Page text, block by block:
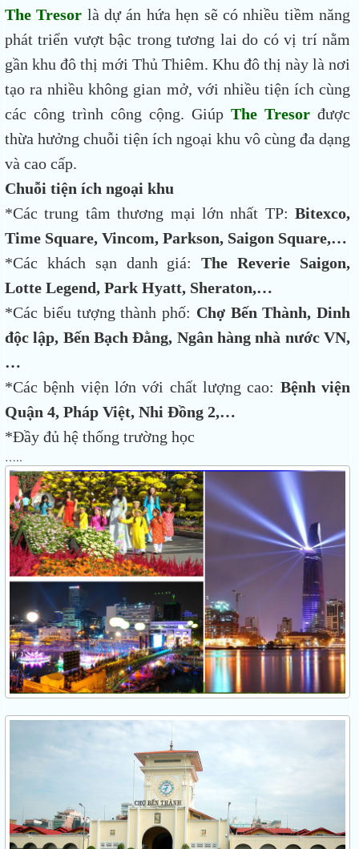
The Tresor là dự án hứa hẹn sẽ có nhiều tiềm năng
phát triển vượt bậc trong tương lai do có vị trí nằm
gần khu đô thị mới Thủ Thiêm. Khu đô thị này là nơi
tạo ra nhiều không gian mở, với nhiều tiện ích cùng
các công trình công cộng. Giúp The Tresor được
thừa hưởng chuỗi tiện ích ngoại khu vô cùng đa dạng
và cao cấp.
Chuỗi tiện ích ngoại khu
*Các trung tâm thương mại lớn nhất TP: Bitexco,
Time Square, Vincom, Parkson, Saigon Square,…
*Các khách sạn danh giá:
The Reverie Saigon,
Lotte Legend, Park Hyatt, Sheraton,…
*Các biểu tượng thành phố: Chợ Bến Thành, Dinh
độc lập, Bến Bạch Đằng, Ngân hàng nhà nước VN,
…
*Các bệnh viện lớn với chất lượng cao: Bệnh viện
Quận 4, Pháp Việt, Nhi Đồng 2,…
*Đầy đủ hệ thống trường học
…..